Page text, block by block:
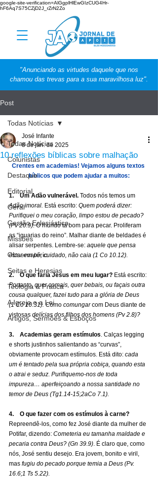
google-site-verification=AlGgplHlEwGIzCUG4Hr-
hF6Aq7S75CZjD2J_rZrN2Zo
"Anunciando as virtudes daquele que nos
chamou das trevas para a sua maravilhosa luz".
Post
Todas Notícias
Colunistas
Destaque
Editorial
Geral
Gestão Eclesiástica
Missões
Observatório
Seitas e Heresias
Teologia & Prática
A Igreja e a Lei
Artigos, Sermões & Esboços
Todas Notícias
10 reflexões bíblicas sobre malhação
José Infante
8 de jan. de 2025
Crentes em academias! Vejamos alguns textos
bíblicos que podem ajudar a muitos:
1.    Um Adão vulnerável. Todos nós temos um
Adão imoral. Está escrito: Quem poderá dizer:
Purifiquei o meu coração, limpo estou de pecado?
(Pv 20.9). O mundo tá bom para pecar. Proliferam
as “iguarias do reino”. Malhar diante de beldades é
alisar serpentes. Lembre-se: aquele que pensa
estar em pé, cuidado, não caia (1 Co 10.12).
2.    O que faria Jesus em meu lugar? Está escrito:
Portanto, quer comais, quer bebais, ou façais outra
cousa qualquer, fazei tudo para a glória de Deus
(1 Co 10.31). Como comungar com Deus diante de
vistosas delícias dos filhos dos homens (Pv 2.8)?
3.    Academias geram estímulos. Calças legging
e shorts justinhos salientando as “curvas”,
obviamente provocam estímulos. Está dito: cada
um é tentado pela sua própria cobiça, quando esta
o atrai e seduz. Purifiquemo-nos de toda
impureza… aperfeiçoando a nossa santidade no
temor de Deus (Tg1.14-15;2aCo 7.1).
4.    O que fazer com os estímulos à carne?
Repreendê-los, como fez José diante da mulher de
Potifar, dizendo: Cometeria eu tamanha maldade e
pecaria contra Deus? (Gn 39.9). É claro que, como
nós, José sentiu desejo. Era jovem, bonito e viril,
mas fugiu do pecado porque temia a Deus (Pv.
16.6;1 Ts 5.22).